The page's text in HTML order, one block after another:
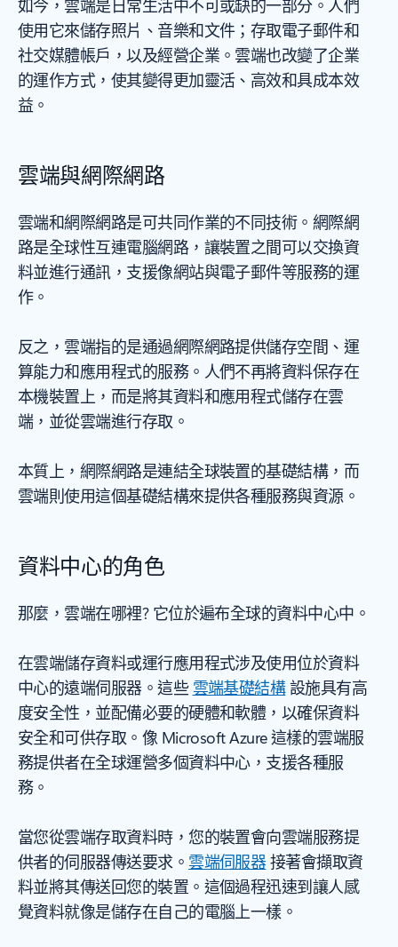
如今，雲端是日常生活中不可或缺的一部分。人們
使用它來儲存照片、音樂和文件；存取電子郵件和
社交媒體帳戶，以及經營企業。雲端也改變了企業
的運作方式，使其變得更加靈活、高效和具成本效
益。
雲端與網際網路
雲端和網際網路是可共同作業的不同技術。網際網
路是全球性互連電腦網路，讓裝置之間可以交換資
料並進行通訊，支援像網站與電子郵件等服務的運
作。
反之，雲端指的是通過網際網路提供儲存空間、運
算能力和應用程式的服務。人們不再將資料保存在
本機裝置上，而是將其資料和應用程式儲存在雲
端，並從雲端進行存取。
本質上，網際網路是連結全球裝置的基礎結構，而
雲端則使用這個基礎結構來提供各種服務與資源。
資料中心的角色
那麼，雲端在哪裡? 它位於遍布全球的資料中心中。
在雲端儲存資料或運行應用程式涉及使用位於資料
中心的遠端伺服器。這些 雲端基礎結構設施具有高
度安全性，並配備必要的硬體和軟體，以確保資料
安全和可供存取。像 Microsoft Azure 這樣的雲端服
務提供者在全球運營多個資料中心，支援各種服
務。
當您從雲端存取資料時，您的裝置會向雲端服務提
供者的伺服器傳送要求。 雲端伺服器 接著會擷取資
料並將其傳送回您的裝置。這個過程迅速到讓人感
覺資料就像是儲存在自己的電腦上一樣。